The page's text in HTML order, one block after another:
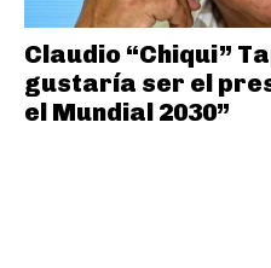
Claudio “Chiqui”
gustaría ser el
el Mundial 2030”